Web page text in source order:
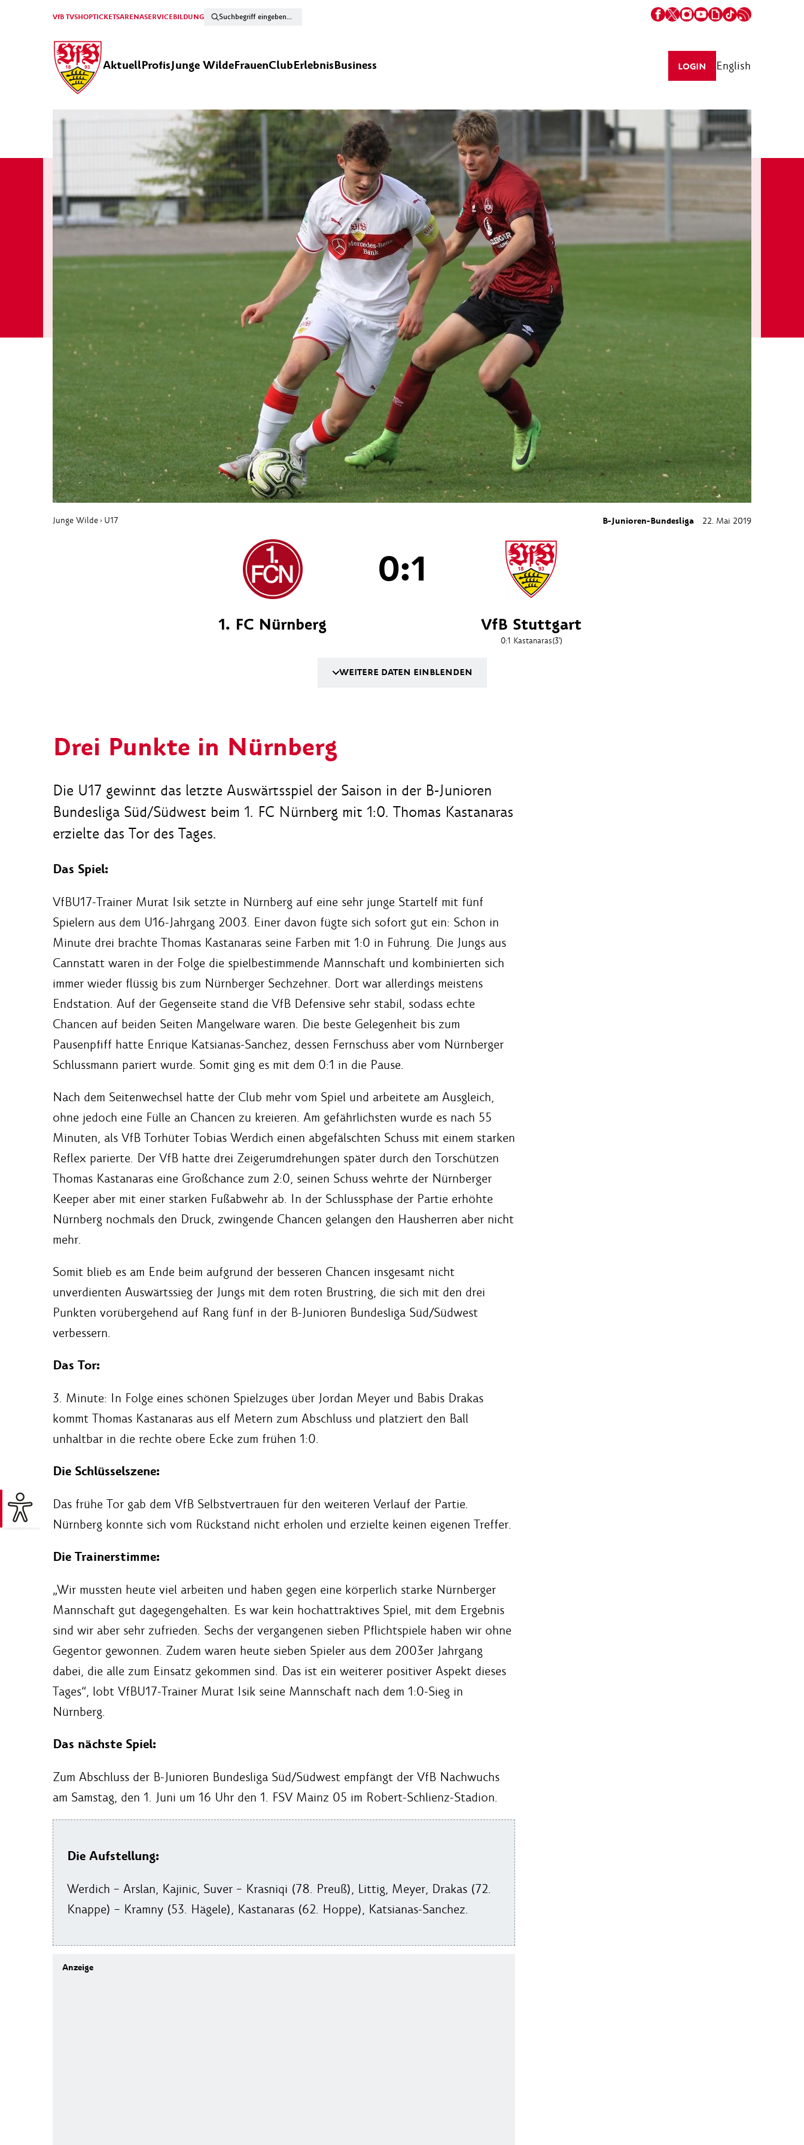
VfB TVSHOPTICKETSARENASERVICEBILDUNG
AktuellProfisJunge WildeFrauenClubErlebnisBusiness LOGIN English
Junge Wilde › U17 B-Junioren-Bundesliga 22. Mai 2019
1. FC Nürnberg
0:1
VfB Stuttgart
0:1 Kastanaras(3')
WEITERE DATEN EINBLENDEN
Drei Punkte in Nürnberg
Die U17 gewinnt das letzte Auswärtsspiel der Saison in der B-Junioren
Bundesliga Süd/Südwest beim 1. FC Nürnberg mit 1:0. Thomas Kastanaras
erzielte das Tor des Tages.
Das Spiel:
VfBU17-Trainer Murat Isik setzte in Nürnberg auf eine sehr junge Startelf mit fünf
Spielern aus dem U16-Jahrgang 2003. Einer davon fügte sich sofort gut ein: Schon in
Minute drei brachte Thomas Kastanaras seine Farben mit 1:0 in Führung. Die Jungs aus
Cannstatt waren in der Folge die spielbestimmende Mannschaft und kombinierten sich
immer wieder flüssig bis zum Nürnberger Sechzehner. Dort war allerdings meistens
Endstation. Auf der Gegenseite stand die VfB Defensive sehr stabil, sodass echte
Chancen auf beiden Seiten Mangelware waren. Die beste Gelegenheit bis zum
Pausenpfiff hatte Enrique Katsianas-Sanchez, dessen Fernschuss aber vom Nürnberger
Schlussmann pariert wurde. Somit ging es mit dem 0:1 in die Pause.
Nach dem Seitenwechsel hatte der Club mehr vom Spiel und arbeitete am Ausgleich,
ohne jedoch eine Fülle an Chancen zu kreieren. Am gefährlichsten wurde es nach 55
Minuten, als VfB Torhüter Tobias Werdich einen abgefälschten Schuss mit einem starken
Reflex parierte. Der VfB hatte drei Zeigerumdrehungen später durch den Torschützen
Thomas Kastanaras eine Großchance zum 2:0, seinen Schuss wehrte der Nürnberger
Keeper aber mit einer starken Fußabwehr ab. In der Schlussphase der Partie erhöhte
Nürnberg nochmals den Druck, zwingende Chancen gelangen den Hausherren aber nicht
mehr.
Somit blieb es am Ende beim aufgrund der besseren Chancen insgesamt nicht
unverdienten Auswärtssieg der Jungs mit dem roten Brustring, die sich mit den drei
Punkten vorübergehend auf Rang fünf in der B-Junioren Bundesliga Süd/Südwest
verbessern.
Das Tor:
3. Minute: In Folge eines schönen Spielzuges über Jordan Meyer und Babis Drakas
kommt Thomas Kastanaras aus elf Metern zum Abschluss und platziert den Ball
unhaltbar in die rechte obere Ecke zum frühen 1:0.
Die Schlüsselszene:
Das frühe Tor gab dem VfB Selbstvertrauen für den weiteren Verlauf der Partie.
Nürnberg konnte sich vom Rückstand nicht erholen und erzielte keinen eigenen Treffer.
Die Trainerstimme:
„Wir mussten heute viel arbeiten und haben gegen eine körperlich starke Nürnberger
Mannschaft gut dagegengehalten. Es war kein hochattraktives Spiel, mit dem Ergebnis
sind wir aber sehr zufrieden. Sechs der vergangenen sieben Pflichtspiele haben wir ohne
Gegentor gewonnen. Zudem waren heute sieben Spieler aus dem 2003er Jahrgang
dabei, die alle zum Einsatz gekommen sind. Das ist ein weiterer positiver Aspekt dieses
Tages“, lobt VfBU17-Trainer Murat Isik seine Mannschaft nach dem 1:0-Sieg in
Nürnberg.
Das nächste Spiel:
Zum Abschluss der B-Junioren Bundesliga Süd/Südwest empfängt der VfB Nachwuchs
am Samstag, den 1. Juni um 16 Uhr den 1. FSV Mainz 05 im Robert-Schlienz-Stadion.
Die Aufstellung:
Werdich – Arslan, Kajinic, Suver – Krasniqi (78. Preuß), Littig, Meyer, Drakas (72.
Knappe) – Kramny (53. Hägele), Kastanaras (62. Hoppe), Katsianas-Sanchez.